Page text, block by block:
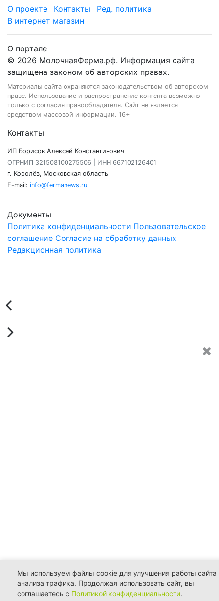
О проекте
Контакты
Ред. политика
В интернет магазин
О портале
© 2026 МолочнаяФерма.рф. Информация сайта
защищена законом об авторских правах.
Материалы сайта охраняются законодательством об авторском
праве. Использование и распространение контента возможно
только с согласия правообладателя. Сайт не является
средством массовой информации. 16+
Контакты
ИП Борисов Алексей Константинович
ОГРНИП 321508100275506 | ИНН 667102126401
г. Королёв, Московская область
E-mail: info@fermanews.ru
Документы
Политика конфиденциальности Пользовательское
соглашение Согласие на обработку данных
Редакционная политика
Мы используем файлы cookie для улучшения работы сайта
анализа трафика. Продолжая использовать сайт, вы
соглашаетесь с Политикой конфиденциальности.